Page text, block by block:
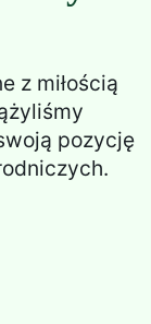
z miłością
pozycję